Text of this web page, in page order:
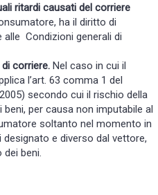
ritardi causati del corriere
ha il diritto di
Condizioni generali di
corriere. Nel caso in cui il
l’art. 63 comma 1 del
secondo cui il rischio della
per causa non imputabile al
soltanto nel momento in
e diverso dal vettore,
beni.